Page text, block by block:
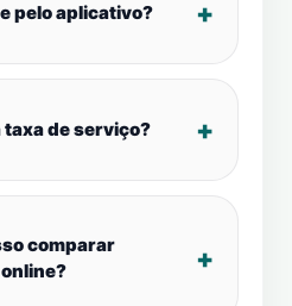
pelo aplicativo?
taxa de serviço?
comparar